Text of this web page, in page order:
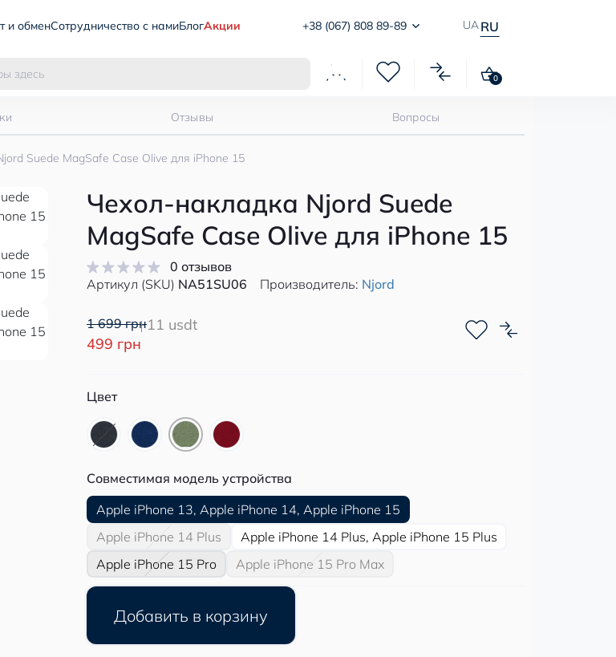
и обменСотрудничество с намиБлогАкции +38 (067) 808 89-89 UA RU
0
Suede MagSafe Case Olive для iPhone 15
Отзывы Вопросы
Чехол-накладка Njord Suede
MagSafe Case Olive для iPhone 15
0 отзывов
Артикул (SKU) NA51SU06 Производитель: Njord
1 699 грн
499 грн
11 usdt
Цвет
Совместимая модель устройства
Apple iPhone 13, Apple iPhone 14, Apple iPhone 15
Apple iPhone 14 Plus
Apple iPhone 14 Plus, Apple iPhone 15 Plus
Apple iPhone 15 Pro
Apple iPhone 15 Pro Max
Добавить в корзину